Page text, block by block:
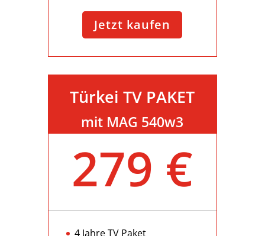
Jetzt kaufen
Türkei TV PAKET
mit MAG 540w3
279 €
4 Jahre TV Paket